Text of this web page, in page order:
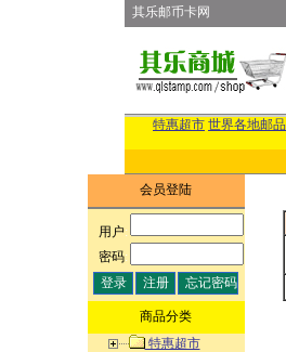
其乐邮币卡网
特惠超市 世界各地邮品
会员登陆
用户:
密码:
商品分类
特惠超市